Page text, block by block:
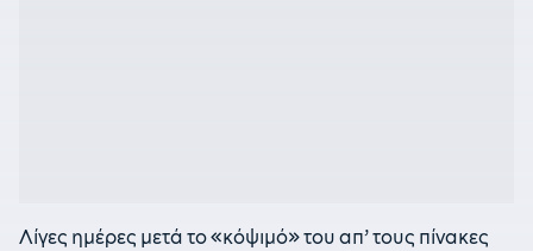
Λίγες ημέρες μετά το «κόψιμό» του απ’ τους πίνακες